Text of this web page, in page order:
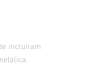
incluíram